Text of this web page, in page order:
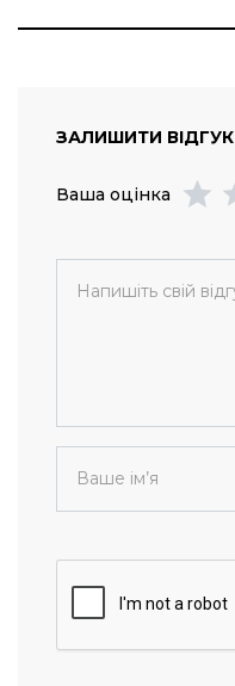
ЗАЛИШИТИ ВІДГУК
Ваша оцінка